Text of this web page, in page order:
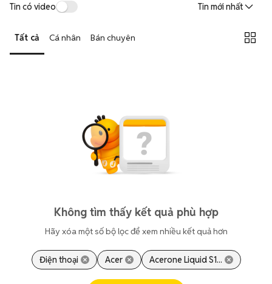
Tin có video Tin mới nhất
Tất cả Cá nhân Bán chuyên
Không tìm thấy kết quả phù hợp
Hãy xóa một số bộ lọc để xem nhiều kết quả hơn
Điện thoại Acer Acerone Liquid S1...